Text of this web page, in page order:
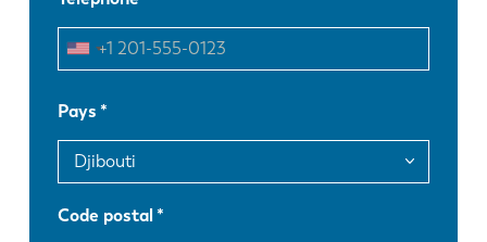
Pays
Code postal
EN NL
FR EN-US
DE